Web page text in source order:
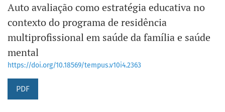
Auto avaliação como estratégia educativa no
contexto do programa de residência
multiprofissional em saúde da família e saúde
mental
https://doi.org/10.18569/tempus.v10i4.2363
PDF